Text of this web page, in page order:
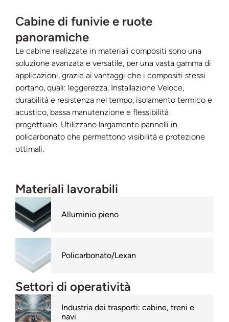
Cabine di funivie e ruote
panoramiche
Le cabine realizzate in materiali compositi sono una
soluzione avanzata e versatile, per una vasta gamma di
applicazioni, grazie ai vantaggi che i compositi stessi
portano, quali: leggerezza, Installazione Veloce,
durabilità e resistenza nel tempo, isolamento termico e
acustico, bassa manutenzione e flessibilità
progettuale. Utilizzano largamente pannelli in
policarbonato che permettono visibilità e protezione
ottimali.
Materiali lavorabili
Alluminio pieno
Policarbonato/Lexan
Settori di operatività
Industria dei trasporti: cabine, treni e
navi